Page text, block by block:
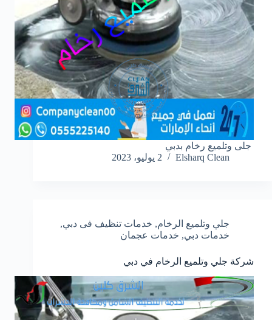
جلى وتلميع رخام بدبي
Elsharq Clean
2 يوليو، 2023
جلي وتلميع الرخام, خدمات تنظيف فى دبي,
خدمات دبي, خدمات عجمان
شركة جلي وتلميع الرخام في دبي